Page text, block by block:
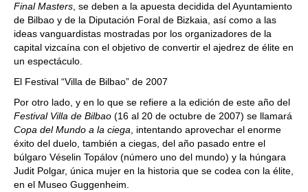
Final Masters, se deben a la apuesta decidida del Ayuntamiento
de Bilbao y de la Diputación Foral de Bizkaia, así como a las
ideas vanguardistas mostradas por los organizadores de la
capital vizcaína con el objetivo de convertir el ajedrez de élite en
un espectáculo.
El Festival “Villa de Bilbao” de 2007
Por otro lado, y en lo que se refiere a la edición de este año del
Festival Villa de Bilbao (16 al 20 de octubre de 2007) se llamará
Copa del Mundo a la ciega, intentando aprovechar el enorme
éxito del duelo, también a ciegas, del año pasado entre el
búlgaro Véselin Topálov (número uno del mundo) y la húngara
Judit Polgar, única mujer en la historia que se codea con la élite,
en el Museo Guggenheim.